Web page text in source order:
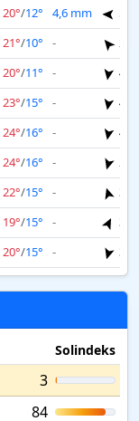
20°/12° 4,6 mm
5
21°/10° -
2
20°/11° -
4
23°/15° -
4
24°/16° -
4
24°/16° -
2
22°/15° -
3
19°/15° -
3
20°/15° - 3
Solindeks
3
84